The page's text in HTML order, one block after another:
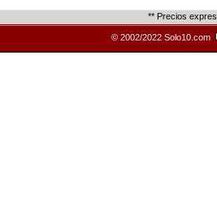
** Precios
© 2002/2022 Solo10.com